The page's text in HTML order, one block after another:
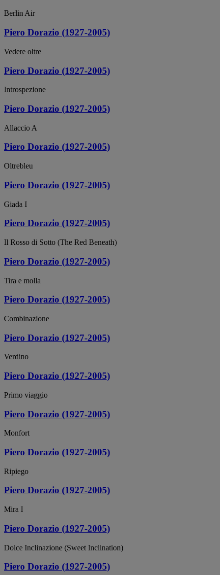
Berlin Air
Piero Dorazio (1927-2005)
Vedere oltre
Piero Dorazio (1927-2005)
Introspezione
Piero Dorazio (1927-2005)
Allaccio A
Piero Dorazio (1927-2005)
Oltrebleu
Piero Dorazio (1927-2005)
Giada I
Piero Dorazio (1927-2005)
Il Rosso di Sotto (The Red Beneath)
Piero Dorazio (1927-2005)
Tira e molla
Piero Dorazio (1927-2005)
Combinazione
Piero Dorazio (1927-2005)
Verdino
Piero Dorazio (1927-2005)
Primo viaggio
Piero Dorazio (1927-2005)
Monfort
Piero Dorazio (1927-2005)
Ripiego
Piero Dorazio (1927-2005)
Mira I
Piero Dorazio (1927-2005)
Dolce Inclinazione (Sweet Inclination)
Piero Dorazio (1927-2005)